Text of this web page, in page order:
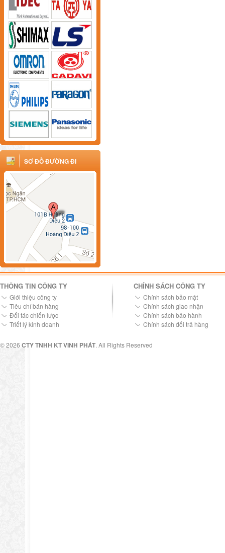
SƠ ĐỒ ĐƯỜNG ĐI
THÔNG TIN CÔNG TY
Giới thiệu công ty
Tiêu chí bán hàng
Đối tác chiến lược
Triết lý kinh doanh
CHÍNH SÁCH CÔNG TY
Chính sách bảo mật
Chính sách giao nhận
Chính sách bảo hành
Chính sách đổi trả hàng
© 2026 CTY TNHH KT VINH PHÁT. All Rights Reserved